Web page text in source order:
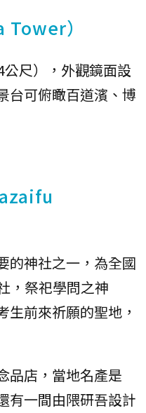
）
尺），外觀鏡面設
台可俯瞰百道濱、博
的神社之一，為全國
，祭祀學問之神
生前來祈願的聖地，
品店，當地名產是
有一間由隈研吾設計